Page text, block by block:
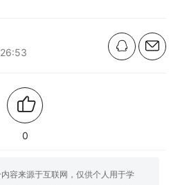
0
内容来源于互联网，仅供个人用于学